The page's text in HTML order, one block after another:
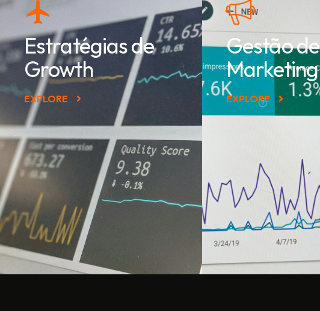
Estratégias de
Growth
EXPLORE
Gestão de
Marketing
EXPLORE